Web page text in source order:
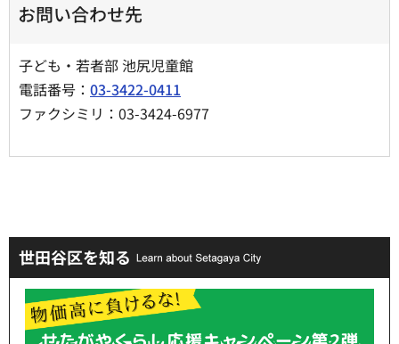
お問い合わせ先
子ども・若者部 池尻児童館
電話番号： 03-3422-0411
ファクシミリ：03-3424-6977
世田谷区を知る